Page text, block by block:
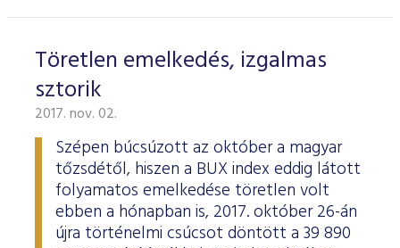
Töretlen emelkedés, izgalmas
sztorik
2017. nov. 02.
Szépen búcsúzott az október a magyar
tőzsdétől, hiszen a BUX index eddig látott
folyamatos emelkedése töretlen volt
ebben a hónapban is, 2017. október 26-án
újra történelmi csúcsot döntött a 39 890